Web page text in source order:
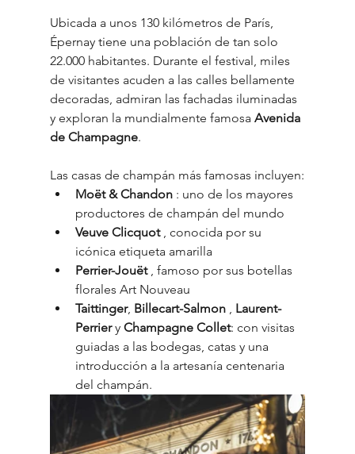
Ubicada a unos 130 kilómetros de París,
Épernay tiene una población de tan solo
22.000 habitantes. Durante el festival, miles
de visitantes acuden a las calles bellamente
decoradas, admiran las fachadas iluminadas
y exploran la mundialmente famosa Avenida
de Champagne.
Las casas de champán más famosas incluyen:
Moët & Chandon : uno de los mayores
productores de champán del mundo
Veuve Clicquot , conocida por su
icónica etiqueta amarilla
Perrier-Jouët , famoso por sus botellas
florales Art Nouveau
Taittinger, Billecart-Salmon , Laurent-
Perrier y Champagne Collet: con visitas
guiadas a las bodegas, catas y una
introducción a la artesanía centenaria
del champán.